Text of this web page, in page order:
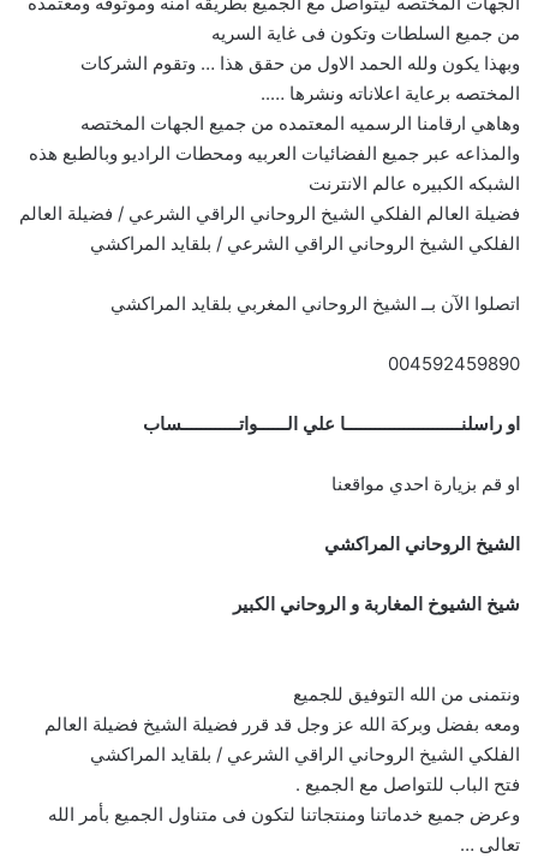
من جميع السلطات وتكون فى غاية السريه
وبهذا يكون ولله الحمد الاول من حقق هذا … وتقوم الشركات
المختصه برعاية اعلاناته ونشرها …..
وهاهي ارقامنا الرسميه المعتمده من جميع الجهات المختصه
والمذاعه عبر جميع الفضائيات العربيه ومحطات الراديو وبالطبع هذه
الشبكه الكبيره عالم الانترنت
فضيلة العالم الفلكي الشيخ الروحاني الراقي الشرعي / فضيلة العالم
الفلكي الشيخ الروحاني الراقي الشرعي / بلقايد المراكشي
اتصلوا الآن بــ الشيخ الروحاني المغربي بلقايد المراكشي
004592459890
او راسلنــــــــــــــــــــــــا علي الــــــواتــــــــــــساب
او قم بزيارة احدي مواقعنا
الشيخ الروحاني المراكشي
شيخ الشيوخ المغاربة و الروحاني الكبير
ونتمنى من الله التوفيق للجميع
ومعه بفضل وبركة الله عز وجل قد قرر فضيلة الشيخ فضيلة العالم
الفلكي الشيخ الروحاني الراقي الشرعي / بلقايد المراكشي
فتح الباب للتواصل مع الجميع .
وعرض جميع خدماتنا ومنتجاتنا لتكون فى متناول الجميع بأمر الله
تعالى …